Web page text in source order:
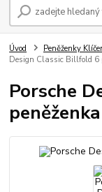
Úvod Peněženky
Design Classic Billfold 6
Porsche